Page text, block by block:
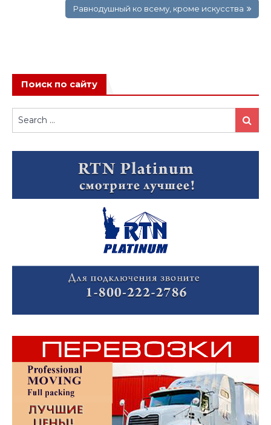
Равнодушный ко всему, кроме искусства
Поиск по сайту
Search
for:
Search